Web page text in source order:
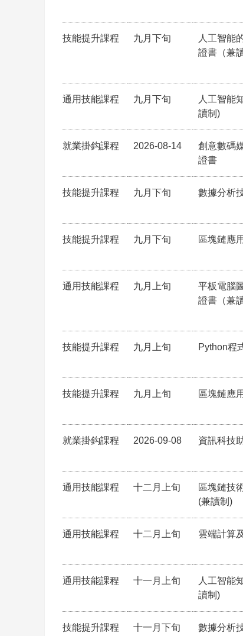
技能提升課程 九月下旬
人工智能
證書（兼
通用技能課程 九月下旬
人工智能
讀制)
就業掛鈎課程 2026-08-14
創意數碼
證書
技能提升課程 九月下旬 數據分析
技能提升課程 九月下旬 區塊鏈應
通用技能課程 九月上旬
平板電腦
證書（兼
技能提升課程 九月上旬 Python程
技能提升課程 九月上旬 區塊鏈應
就業掛鈎課程 2026-09-08 資訊科技
通用技能課程 十二月上旬
區塊鏈技
(兼讀制)
通用技能課程 十二月上旬 雲端計算
通用技能課程 十一月上旬
人工智能
讀制)
技能提升課程 十一月下旬 數據分析